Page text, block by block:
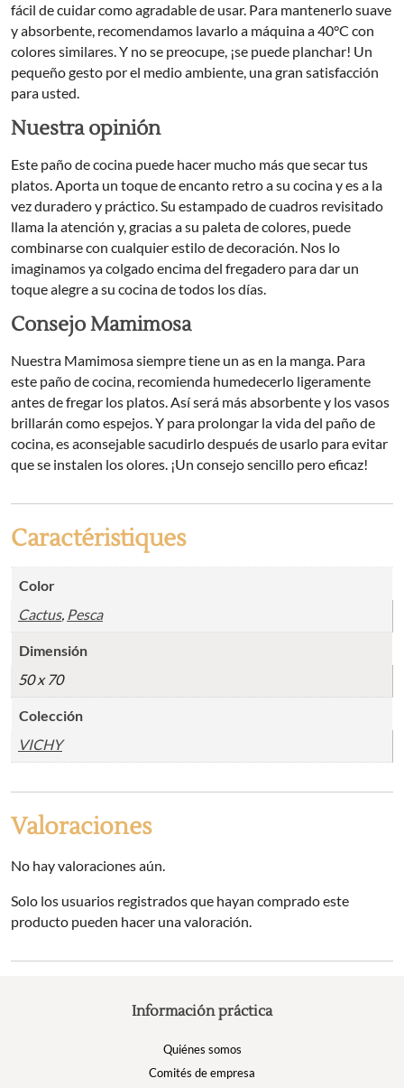
fácil de cuidar como agradable de usar. Para mantenerlo suave
y absorbente, recomendamos lavarlo a máquina a 40°C con
colores similares. Y no se preocupe, ¡se puede planchar! Un
pequeño gesto por el medio ambiente, una gran satisfacción
para usted.
Nuestra opinión
Este paño de cocina puede hacer mucho más que secar tus
platos. Aporta un toque de encanto retro a su cocina y es a la
vez duradero y práctico. Su estampado de cuadros revisitado
llama la atención y, gracias a su paleta de colores, puede
combinarse con cualquier estilo de decoración. Nos lo
imaginamos ya colgado encima del fregadero para dar un
toque alegre a su cocina de todos los días.
Consejo Mamimosa
Nuestra Mamimosa siempre tiene un as en la manga. Para
este paño de cocina, recomienda humedecerlo ligeramente
antes de fregar los platos. Así será más absorbente y los vasos
brillarán como espejos. Y para prolongar la vida del paño de
cocina, es aconsejable sacudirlo después de usarlo para evitar
que se instalen los olores. ¡Un consejo sencillo pero eficaz!
Caractéristiques
Color
Cactus, Pesca
Dimensión
50 x 70
Colección
VICHY
Valoraciones
No hay valoraciones aún.
Solo los usuarios registrados que hayan comprado este
producto pueden hacer una valoración.
Información práctica
Quiénes somos
Comités de empresa